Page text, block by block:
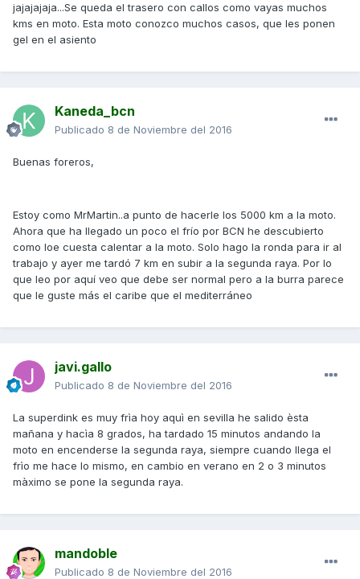
jajajajaja...Se queda el trasero con callos como vayas muchos
kms en moto. Esta moto conozco muchos casos, que les ponen
gel en el asiento
Kaneda_bcn
Publicado 8 de Noviembre del 2016
Buenas foreros,
Estoy como MrMartin..a punto de hacerle los 5000 km a la moto.
Ahora que ha llegado un poco el frío por BCN he descubierto
como loe cuesta calentar a la moto. Solo hago la ronda para ir al
trabajo y ayer me tardó 7 km en subir a la segunda raya. Por lo
que leo por aquí veo que debe ser normal pero a la burra parece
que le guste más el caribe que el mediterráneo
javi.gallo
Publicado 8 de Noviembre del 2016
La superdink es muy frìa hoy aquì en sevilla he salido èsta
mañana y hacìa 8 grados, ha tardado 15 minutos andando la
moto en encenderse la segunda raya, siempre cuando llega el
frìo me hace lo mismo, en cambio en verano en 2 o 3 minutos
màximo se pone la segunda raya.
mandoble
Publicado 8 de Noviembre del 2016